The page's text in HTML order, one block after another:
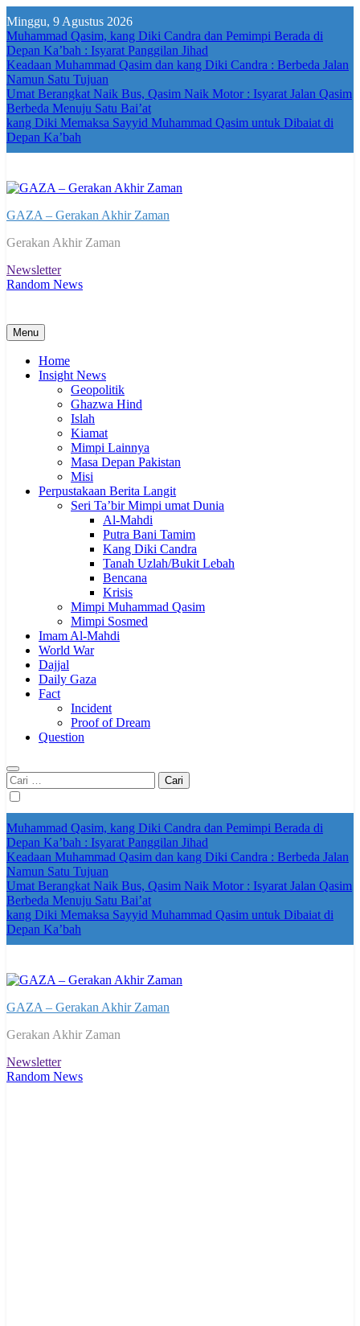
to
content
Minggu, 9 Agustus 2026
Muhammad Qasim, kang Diki Candra dan Pemimpi Berada di
Depan Ka’bah : Isyarat Panggilan Jihad
Keadaan Muhammad Qasim dan kang Diki Candra : Berbeda Jalan
Namun Satu Tujuan
Umat Berangkat Naik Bus, Qasim Naik Motor : Isyarat Jalan Qasim
Berbeda Menuju Satu Bai’at
kang Diki Memaksa Sayyid Muhammad Qasim untuk Dibaiat di
Depan Ka’bah
GAZA – Gerakan Akhir Zaman
Gerakan Akhir Zaman
Newsletter
Random News
Menu
Home
Insight News
Geopolitik
Ghazwa Hind
Islah
Kiamat
Mimpi Lainnya
Masa Depan Pakistan
Misi
Perpustakaan Berita Langit
Seri Ta’bir Mimpi umat Dunia
Al-Mahdi
Putra Bani Tamim
Kang Diki Candra
Tanah Uzlah/Bukit Lebah
Bencana
Krisis
Mimpi Muhammad Qasim
Mimpi Sosmed
Imam Al-Mahdi
World War
Dajjal
Daily Gaza
Fact
Incident
Proof of Dream
Question
Cari
untuk:
Muhammad Qasim, kang Diki Candra dan Pemimpi Berada di
Depan Ka’bah : Isyarat Panggilan Jihad
Keadaan Muhammad Qasim dan kang Diki Candra : Berbeda Jalan
Namun Satu Tujuan
Umat Berangkat Naik Bus, Qasim Naik Motor : Isyarat Jalan Qasim
Berbeda Menuju Satu Bai’at
kang Diki Memaksa Sayyid Muhammad Qasim untuk Dibaiat di
Depan Ka’bah
GAZA – Gerakan Akhir Zaman
Gerakan Akhir Zaman
Newsletter
Random News